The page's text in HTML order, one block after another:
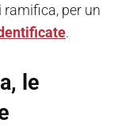
ramifica, per un
.
le